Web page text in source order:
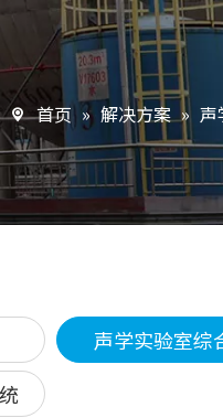
首页 » 解决方案 » 声
声学实验室综